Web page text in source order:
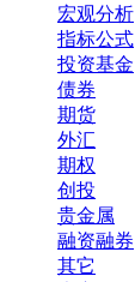
宏观分析
指标公式
投资基金
债券
期货
外汇
期权
创投
贵金属
融资融券
其它